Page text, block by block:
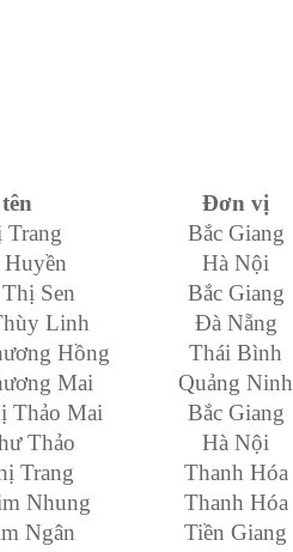
Đơn vị
Bắc Giang
Hà Nội
Sen Bắc Giang
Linh Đà Nẵng
Hồng Thái Bình
Mai Quảng Ninh
Thảo Mai Bắc Giang
Thảo Hà Nội
Trang Thanh Hóa
Nhung Thanh Hóa
Ngân Tiền Giang